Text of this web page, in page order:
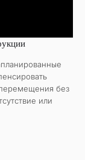
без
или